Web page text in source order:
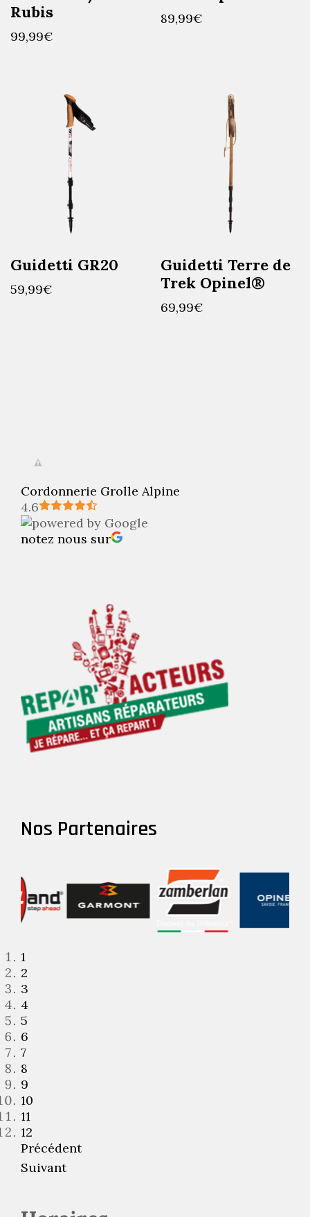
Rubis
99,99€
89,99€
Guidetti GR20
59,99€
Guidetti Terre de
Trek Opinel®
69,99€
Cordonnerie Grolle Alpine
4.6
notez nous sur
Nos Partenaires
1
2
3
4
5
6
7
8
9
10
11
12
Précédent
Suivant